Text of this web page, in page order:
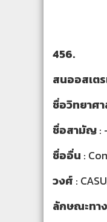
456.
สนออสเตร
ชื่อวิทยาศ
ชื่อสามัญ:
ชื่ออื่น :
วงศ์ :
ลักษณะทา